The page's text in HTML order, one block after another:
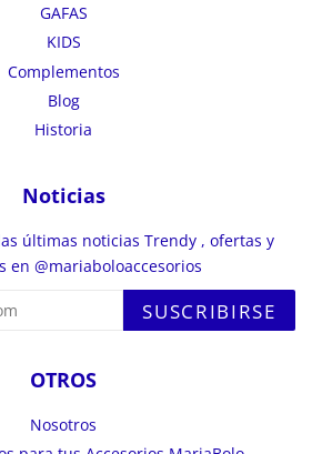
GAFAS
KIDS
Complementos
Blog
Historia
Noticias
últimas noticias Trendy , ofertas y
en @mariaboloaccesorios
SUSCRIBIRSE
OTROS
Nosotros